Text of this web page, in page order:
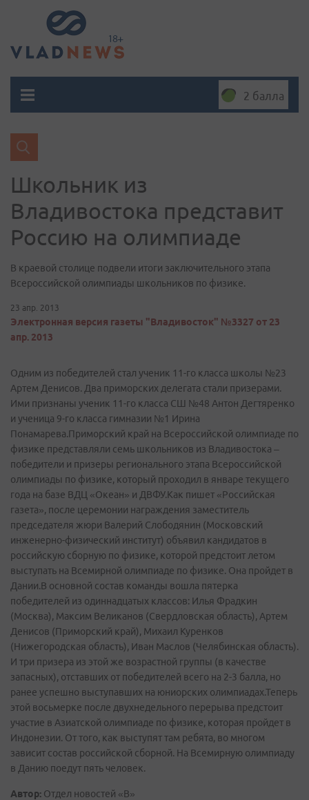
2 балла
Школьник из
Владивостока представит
Россию на олимпиаде
В краевой столице подвели итоги заключительного этапа
Всероссийской олимпиады школьников по физике.
23 апр. 2013
Электронная версия газеты "Владивосток" №3327 от 23
апр. 2013
Одним из победителей стал ученик 11-го класса школы №23
Артем Денисов. Два приморских делегата стали призерами.
Ими признаны ученик 11-го класса СШ №48 Антон Дегтяренко
и ученица 9-го класса гимназии №1 Ирина
Понамарева.Приморский край на Всероссийской олимпиаде по
физике представляли семь школьников из Владивостока –
победители и призеры регионального этапа Всероссийской
олимпиады по физике, который проходил в январе текущего
года на базе ВДЦ «Океан» и ДВФУ.Как пишет «Российская
газета», после церемонии награждения заместитель
председателя жюри Валерий Слободянин (Московский
инженерно-физический институт) объявил кандидатов в
российскую сборную по физике, которой предстоит летом
выступать на Всемирной олимпиаде по физике. Она пройдет в
Дании.В основной состав команды вошла пятерка
победителей из одиннадцатых классов: Илья Фрадкин
(Москва), Максим Великанов (Свердловская область), Артем
Денисов (Приморский край), Михаил Куренков
(Нижегородская область), Иван Маслов (Челябинская область).
И три призера из этой же возрастной группы (в качестве
запасных), отставших от победителей всего на 2-3 балла, но
ранее успешно выступавших на юниорских олимпиадах.Теперь
этой восьмерке после двухнедельного перерыва предстоит
участие в Азиатской олимпиаде по физике, которая пройдет в
Индонезии. От того, как выступят там ребята, во многом
зависит состав российской сборной. На Всемирную олимпиаду
в Данию поедут пять человек.
Автор: Отдел новостей «В»